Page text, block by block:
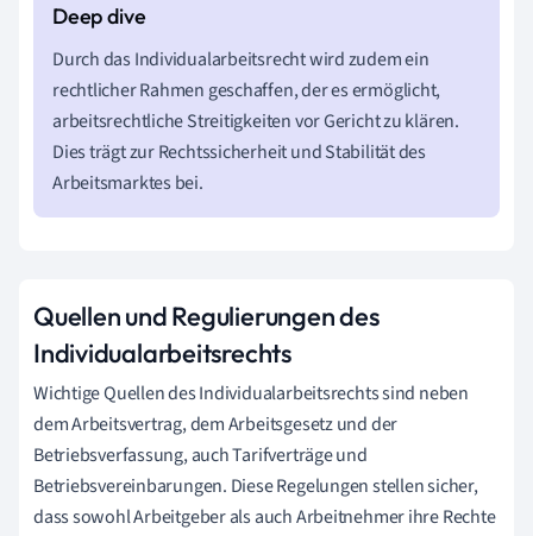
Durch das Individualarbeitsrecht wird zudem ein
rechtlicher Rahmen geschaffen, der es ermöglicht,
arbeitsrechtliche Streitigkeiten vor Gericht zu klären.
Dies trägt zur Rechtssicherheit und Stabilität des
Arbeitsmarktes bei.
Quellen und Regulierungen des
Individualarbeitsrechts
Wichtige Quellen des Individualarbeitsrechts sind neben
dem Arbeitsvertrag, dem Arbeitsgesetz und der
Betriebsverfassung, auch Tarifverträge und
Betriebsvereinbarungen. Diese Regelungen stellen sicher,
dass sowohl Arbeitgeber als auch Arbeitnehmer ihre Rechte